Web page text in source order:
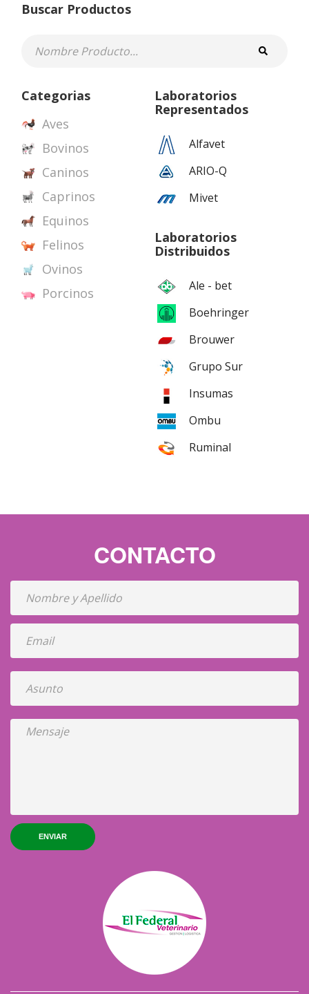
Buscar Productos
Categorias
Aves
Bovinos
Caninos
Caprinos
Equinos
Felinos
Ovinos
Porcinos
Laboratorios
Representados
Alfavet
ARIO-Q
Mivet
Laboratorios
Distribuidos
Ale - bet
Boehringer
Brouwer
Grupo Sur
Insumas
Ombu
Ruminal
CONTACTO
ENVIAR